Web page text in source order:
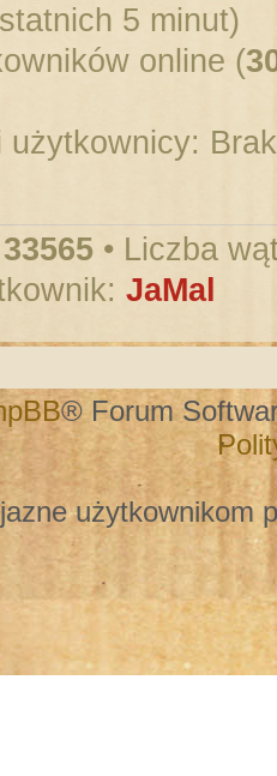
5 minut)
online (
użytkownicy:
33565 • Liczba
JaMal
® Forum
użytkownikom